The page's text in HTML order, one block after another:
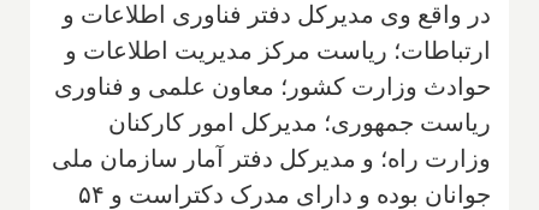
در واقع وی مدیرکل دفتر فناوری اطلاعات و
ارتباطات؛ ریاست مركز مدیریت اطلاعات و
حوادث وزارت كشور؛ معاون علمی و فناوری
ریاست جمهوری؛ مدیركل امور كاركنان
وزارت راه؛ و مدیركل دفتر آمار سازمان ملی
جوانان بوده و دارای مدرک دکتراست و ۵۴